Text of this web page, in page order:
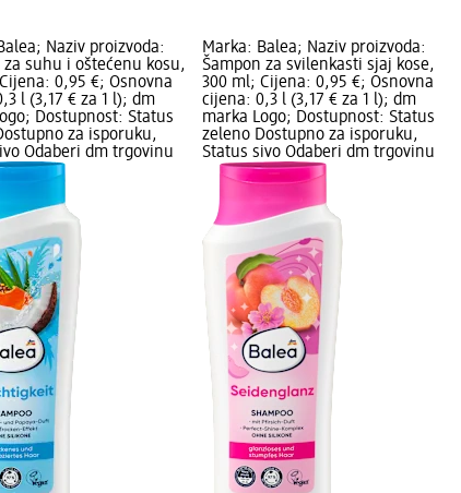
Naziv proizvoda:
za suhu i oštećenu kosu,
0,95 €; Osnovna
l (3,17 € za 1 l); dm
Dostupnost: Status
za isporuku,
Odaberi dm trgovinu
Marka: Balea; Naziv proizvoda:
Šampon za svilenkasti sjaj kose,
300 ml; Cijena: 0,95 €; Osnovna
cijena: 0,3 l (3,17 € za 1 l); dm
marka Logo; Dostupnost: Status
zeleno Dostupno za isporuku,
Status sivo Odaberi dm trgovinu